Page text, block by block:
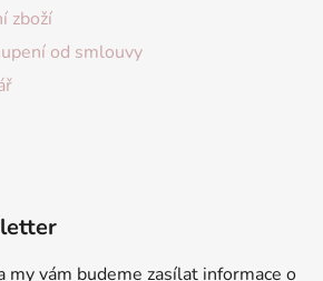
zboží
od smlouvy
vám budeme zasílat informace o